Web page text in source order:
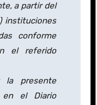
a partir del
instituciones
conforme
el referido
la presente
en el Diario